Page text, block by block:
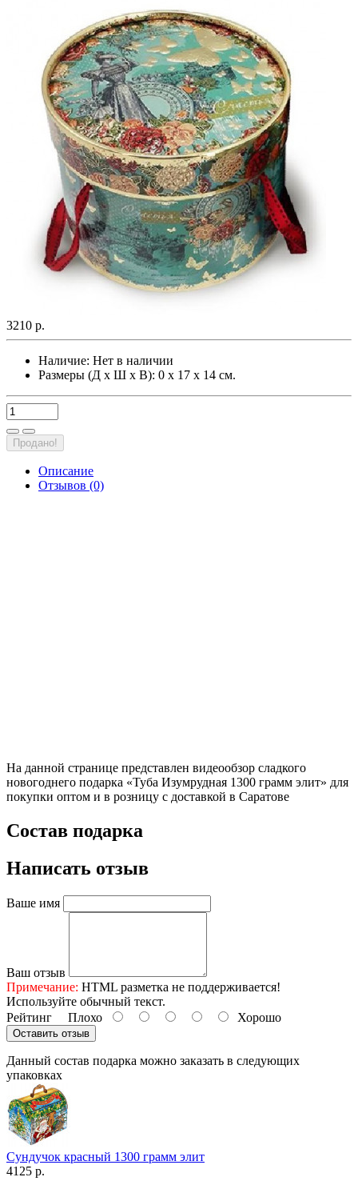
3210 р.
Наличие: Нет в наличии
Размеры (Д х Ш х В): 0 х 17 х 14 см.
Продано!
Описание
Отзывов (0)
На данной странице представлен видеообзор сладкого
новогоднего подарка «Туба Изумрудная 1300 грамм элит» для
покупки оптом и в розницу с доставкой в Саратове
Состав подарка
Написать отзыв
Ваше имя
Ваш отзыв
Примечание: HTML разметка не поддерживается!
Используйте обычный текст.
Рейтинг Плохо Хорошо
Оставить отзыв
Данный состав подарка можно заказать в следующих
упаковках
Сундучок красный 1300 грамм элит
4125 р.